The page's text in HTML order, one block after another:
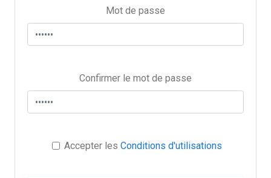
Mot de passe
Confirmer le mot de passe
Accepter les Conditions d'utilisations